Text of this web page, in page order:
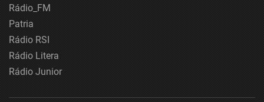
Rádio_FM
Patria
Rádio RSI
Rádio Litera
Rádio Junior